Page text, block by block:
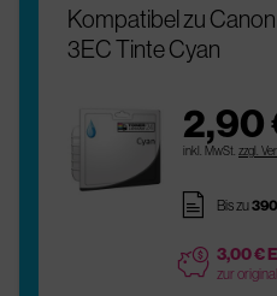
Kompatibel zu
3EC Tinte Cyan
2,90
inkl. MwSt. zzgl.
pages Bis zu
price 3,00 €
zur